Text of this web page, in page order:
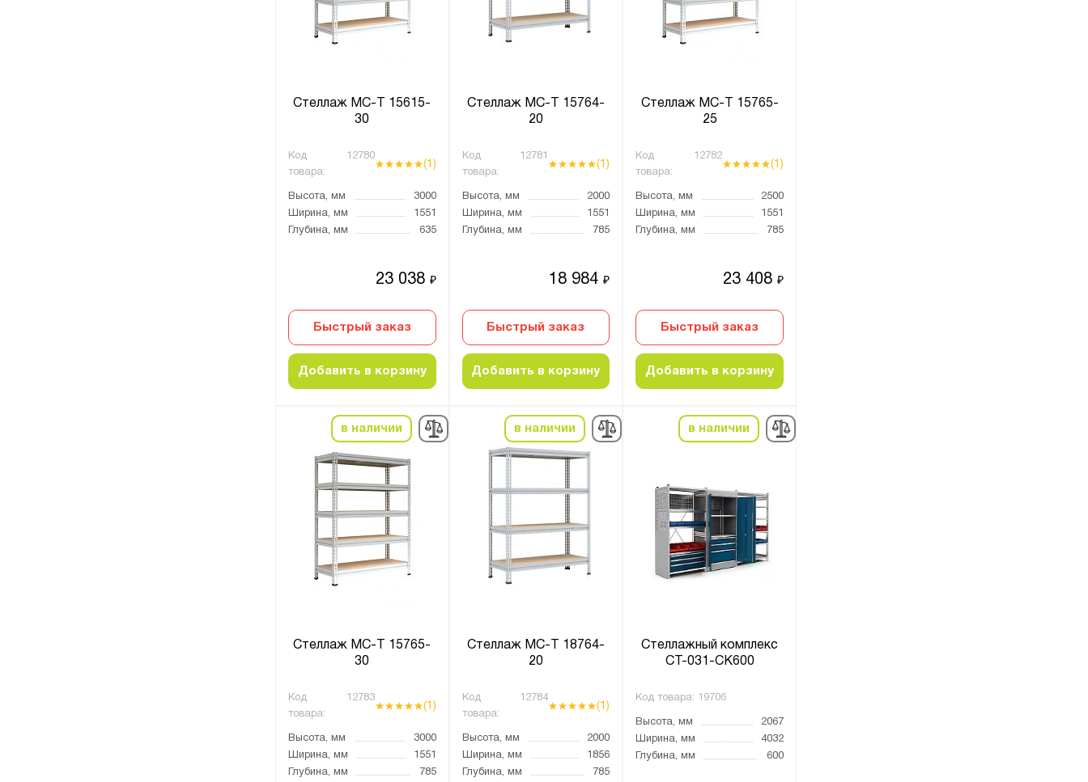
Стеллаж МС-Т 15615-
30
Код
товара:
12780
(1)
Высота, мм
3000
Ширина, мм
1551
Глубина, мм
635
23 038 ₽
Быстрый заказ
Добавить в корзину
Стеллаж МС-Т 15764-
20
Код
товара:
12781
(1)
Высота, мм
2000
Ширина, мм
1551
Глубина, мм
785
18 984₽
Быстрый заказ
Добавить в корзину
Стеллаж МС-Т 15765-
25
Код
товара:
12782
(1)
Высота, мм
2500
Ширина, мм
1551
Глубина, мм
785
23 408 ₽
Быстрый заказ
Добавить в корзину
в наличии
Стеллаж МС-Т 15765-
30
Код
товара:
12783
(1)
Высота, мм
3000
Ширина, мм
1551
Глубина, мм
785
в наличии
Стеллаж МС-Т 18764-
20
Код
товара:
12784
(1)
Высота, мм
2000
Ширина, мм
1856
Глубина, мм
785
в наличии
Стеллажный комплекс
СТ-031-СК600
Код товара: 19706
Высота, мм
2067
Ширина, мм
4032
Глубина, мм
600